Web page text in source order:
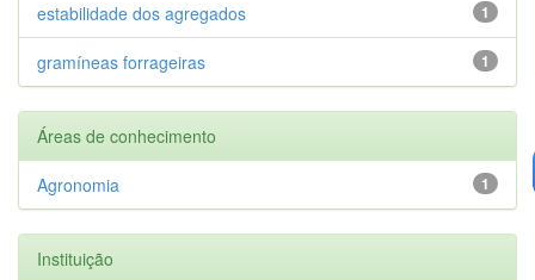
1
estabilidade dos agregados
1
gramíneas forrageiras
Áreas de conhecimento
1
Agronomia
Instituição